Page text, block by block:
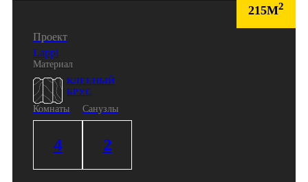
215М2
Проект
Lappi
Материал
КЛЕЕНЫЙ
БРУС
Комнаты
4
Санузлы
2